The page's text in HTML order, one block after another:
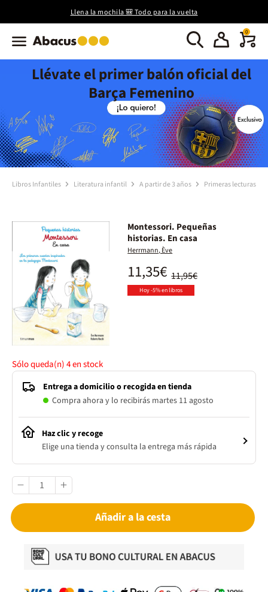
Llena la mochila 🎒 Todo para la vuelta
0
Llévate el primer balón oficial del
Barça Femenino
Libros Infantiles Literatura infantil A partir de 3 años Primeras lecturas
Montessori. Pequeñas
historias. En casa
Herrmann, Ève
11,95€
11,35€
Hoy -5% en libros
Sólo queda(n)4en stock
Entrega a domicilio o recogida en tienda
Compra ahora y lo recibirás martes 11 agosto
Haz clic y recoge
Elige una tienda y consulta la entrega más rápida
Añadir a la cesta